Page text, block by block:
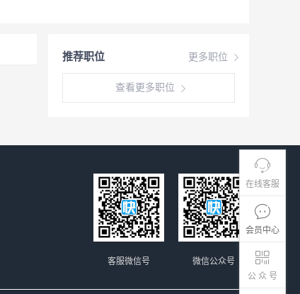
在线客服
会员中心
公 众 号
更多职位
推荐职位
查看更多职位
微信公众号
客服微信号